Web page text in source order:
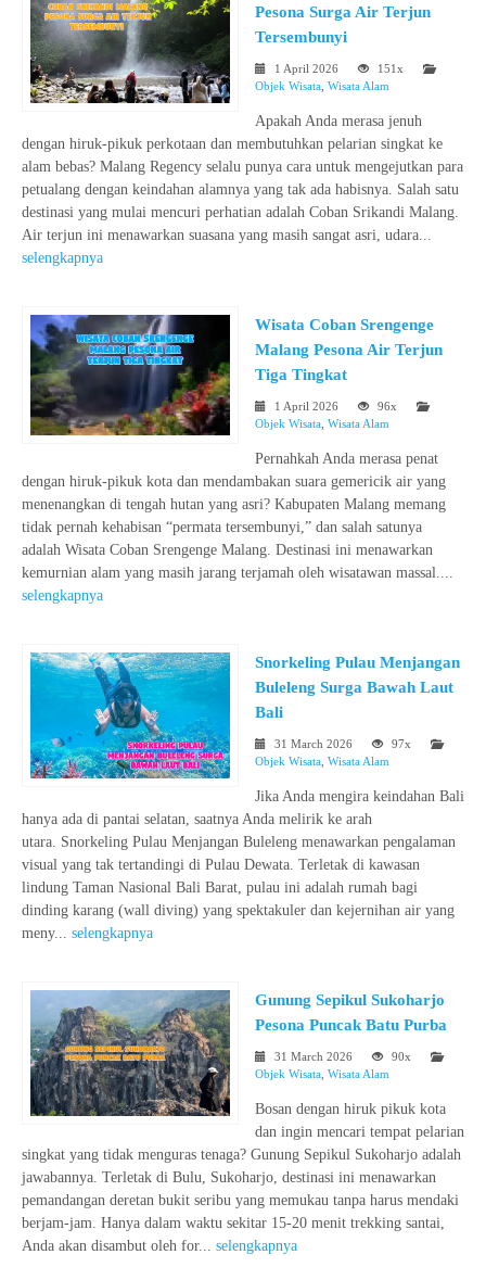
Pesona Surga Air Terjun
Tersembunyi
1 April 2026
151x
Objek Wisata, Wisata Alam
Apakah Anda merasa jenuh
dengan hiruk-pikuk perkotaan dan membutuhkan pelarian singkat ke
alam bebas? Malang Regency selalu punya cara untuk mengejutkan para
petualang dengan keindahan alamnya yang tak ada habisnya. Salah satu
destinasi yang mulai mencuri perhatian adalah Coban Srikandi Malang.
Air terjun ini menawarkan suasana yang masih sangat asri, udara...
selengkapnya
Wisata Coban Srengenge
Malang Pesona Air Terjun
Tiga Tingkat
1 April 2026
96x
Objek Wisata, Wisata Alam
Pernahkah Anda merasa penat
dengan hiruk-pikuk kota dan mendambakan suara gemericik air yang
menenangkan di tengah hutan yang asri? Kabupaten Malang memang
tidak pernah kehabisan “permata tersembunyi,” dan salah satunya
adalah Wisata Coban Srengenge Malang. Destinasi ini menawarkan
kemurnian alam yang masih jarang terjamah oleh wisatawan massal....
selengkapnya
Snorkeling Pulau Menjangan
Buleleng Surga Bawah Laut
Bali
31 March 2026
97x
Objek Wisata, Wisata Alam
Jika Anda mengira keindahan Bali
hanya ada di pantai selatan, saatnya Anda melirik ke arah
utara. Snorkeling Pulau Menjangan Buleleng menawarkan pengalaman
visual yang tak tertandingi di Pulau Dewata. Terletak di kawasan
lindung Taman Nasional Bali Barat, pulau ini adalah rumah bagi
dinding karang (wall diving) yang spektakuler dan kejernihan air yang
meny... selengkapnya
Gunung Sepikul Sukoharjo
Pesona Puncak Batu Purba
31 March 2026
90x
Objek Wisata, Wisata Alam
Bosan dengan hiruk pikuk kota
dan ingin mencari tempat pelarian
singkat yang tidak menguras tenaga? Gunung Sepikul Sukoharjo adalah
jawabannya. Terletak di Bulu, Sukoharjo, destinasi ini menawarkan
pemandangan deretan bukit seribu yang memukau tanpa harus mendaki
berjam-jam. Hanya dalam waktu sekitar 15-20 menit trekking santai,
Anda akan disambut oleh for... selengkapnya